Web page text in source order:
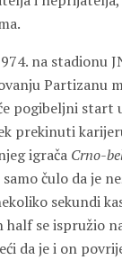
na stadionu
Partizanu
pogibeljni start
prekinuti
igrača Crno-
čulo da je
sekundi
half se ispružio
da je i on